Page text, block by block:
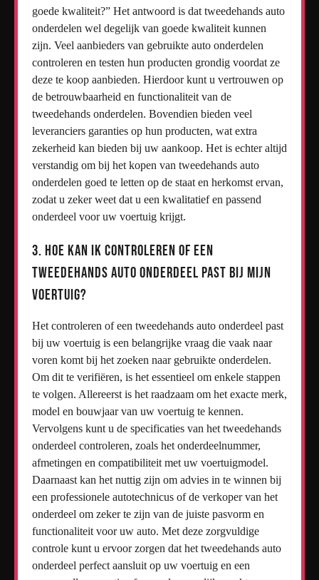
goede kwaliteit?” Het antwoord is dat tweedehands auto
onderdelen wel degelijk van goede kwaliteit kunnen
zijn. Veel aanbieders van gebruikte auto onderdelen
controleren en testen hun producten grondig voordat ze
deze te koop aanbieden. Hierdoor kunt u vertrouwen op
de betrouwbaarheid en functionaliteit van de
tweedehands onderdelen. Bovendien bieden veel
leveranciers garanties op hun producten, wat extra
zekerheid kan bieden bij uw aankoop. Het is echter altijd
verstandig om bij het kopen van tweedehands auto
onderdelen goed te letten op de staat en herkomst ervan,
zodat u zeker weet dat u een kwalitatief en passend
onderdeel voor uw voertuig krijgt.
3. Hoe kan ik controleren of een
tweedehands auto onderdeel past bij mijn
voertuig?
Het controleren of een tweedehands auto onderdeel past
bij uw voertuig is een belangrijke vraag die vaak naar
voren komt bij het zoeken naar gebruikte onderdelen.
Om dit te verifiëren, is het essentieel om enkele stappen
te volgen. Allereerst is het raadzaam om het exacte merk,
model en bouwjaar van uw voertuig te kennen.
Vervolgens kunt u de specificaties van het tweedehands
onderdeel controleren, zoals het onderdeelnummer,
afmetingen en compatibiliteit met uw voertuigmodel.
Daarnaast kan het nuttig zijn om advies in te winnen bij
een professionele autotechnicus of de verkoper van het
onderdeel om zeker te zijn van de juiste pasvorm en
functionaliteit voor uw auto. Met deze zorgvuldige
controle kunt u ervoor zorgen dat het tweedehands auto
onderdeel perfect aansluit op uw voertuig en een